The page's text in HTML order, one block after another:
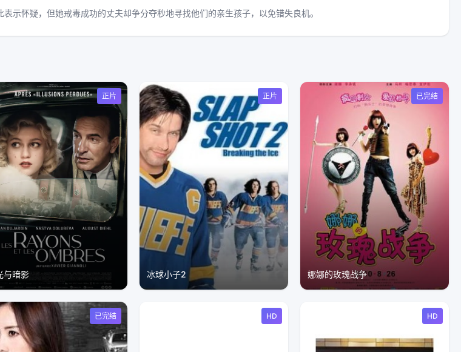
示怀疑，但她戒毒成功的丈夫却争分夺秒地寻找他们的亲生孩子，以免错失良机。
正片
与暗影
正片
冰球小子2
已完结
娜娜的玫瑰战争
已完结 HD HD